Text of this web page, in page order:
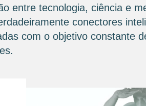
entre tecnologia, ciência e
conectores
com o objetivo constante